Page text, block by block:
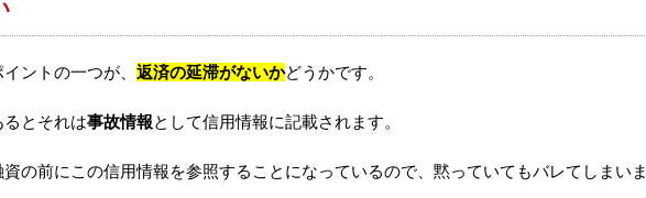
ントの一つが、 返済の延滞がないかどうかです。
とそれは事故情報として信用情報に記載されます。
の前にこの信用情報を参照することになっているので、黙っていてもバレてしまいま